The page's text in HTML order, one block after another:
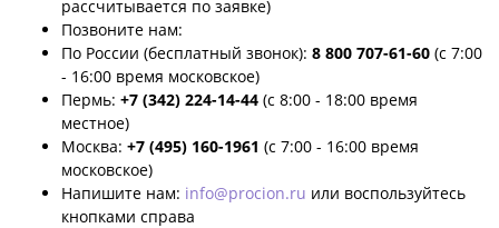
рассчитывается по заявке)
Позвоните нам:
По России (бесплатный звонок): 8 800 707-61-60 (с 7:00
- 16:00 время московское)
Пермь: +7 (342) 224-14-44 (с 8:00 - 18:00 время
местное)
Москва: +7 (495) 160-1961 (с 7:00 - 16:00 время
московское)
Напишите нам: info@procion.ru или воспользуйтесь
кнопками справа